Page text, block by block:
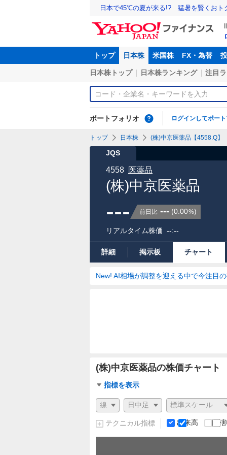
日本で45℃の夏が来る!? 猛暑を賢くおト
トップ 日本株 米国株 FX・為替
日本株トップ 日本株ランキング 注目
ポートフォリオ ログインしてポー
トップ 日本株 (株)中京医薬品【4558.Q】
JQS
(株)中京医薬品
4558 医薬品
--- 前日比 --- (0.00%)
リアルタイム株価 --:--
詳細 掲示板 チャート
New! AI相場が調整を迎える中で今注目
(株)中京医薬品の株価チャート
チ
ャ
ー
ト
指
指標を表示
チ
ャ
ー テクニカル指標 出来高 分